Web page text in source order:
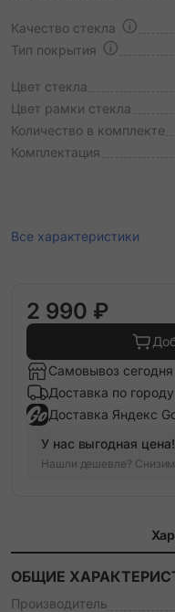
Качество стекла
Тип покрытия
Цвет стекла
Цвет рамки стекла
Количество в комплекте
Комплектация
Все характеристики
2 990 ₽
Самовывоз сегодня
Доставка по
Доставка Яндекс
У нас выгодная цена!
Нашли дешевле?
ОБЩИЕ
Производитель